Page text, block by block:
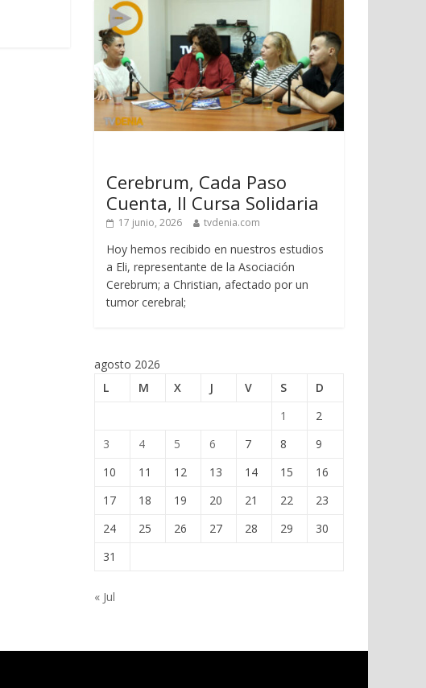
Cerebrum, Cada Paso
Cuenta, II Cursa Solidaria
17 junio, 2026 tvdenia.com
Hoy hemos recibido en nuestros estudios
a Eli, representante de la Asociación
Cerebrum; a Christian, afectado por un
tumor cerebral;
agosto 2026
L
M X J V S
D
1
2
3
4 5 6 7 8
9
10
11 12 13 14 15
16
17
18 19 20 21 22
23
24
25 26 27 28 29
30
31
« Jul